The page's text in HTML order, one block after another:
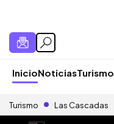
InicioNoticiasTurismo
Turismo Las Cascadas